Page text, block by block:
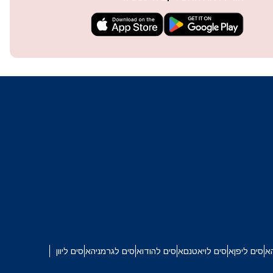
or
איסים ליפןאיסים לויאטנםאיסים להודואיסים לגרמניהאיסים ליוון